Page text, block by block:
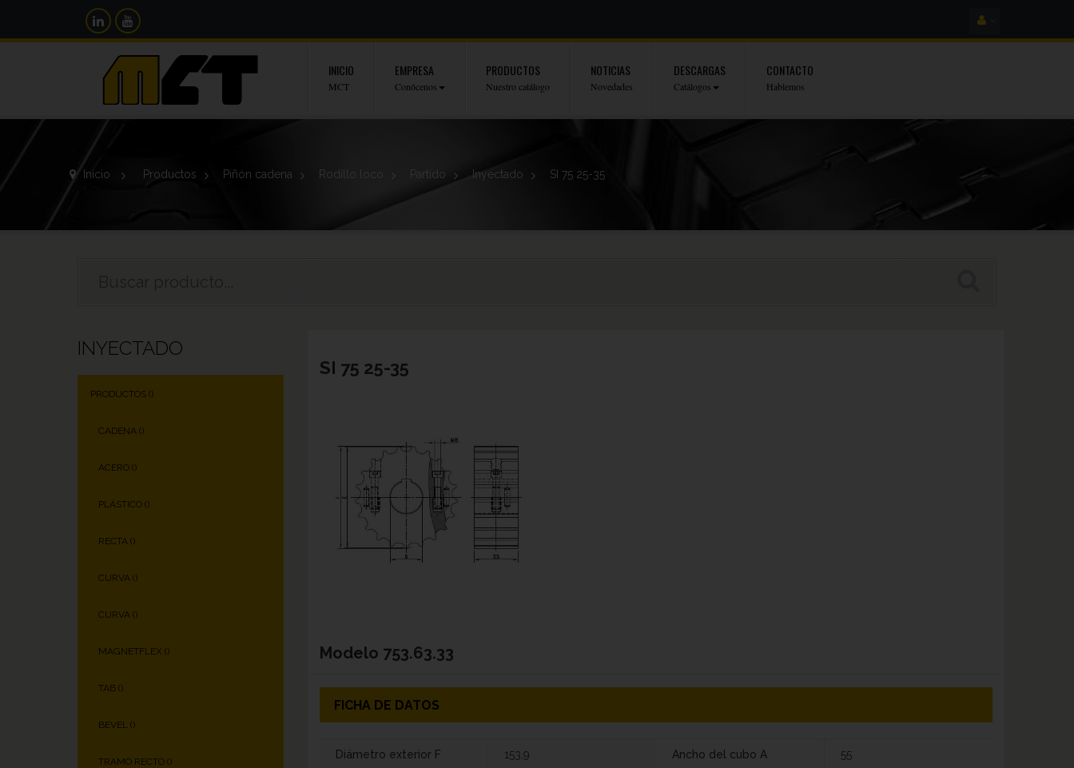
INICIO
MCT
EMPRESA
Conócenos
PRODUCTOS
Nuestro catálogo
NOTICIAS
Novedades
DESCARGAS
Catálogos
CONTACTO
Hablemos
Inicio > Productos > Piñón cadena > Rodillo loco > Partido > Inyectado > SI 75 25-35
INYECTADO
PRODUCTOS ()
CADENA ()
ACERO ()
PLÁSTICO ()
RECTA ()
CURVA ()
CURVA ()
MAGNETFLEX ()
TAB ()
BEVEL ()
TRAMO RECTO ()
SI 75 25-35
Modelo 753.63.33
FICHA DE DATOS
Diámetro exterior F 153,9 Ancho del cubo A 55